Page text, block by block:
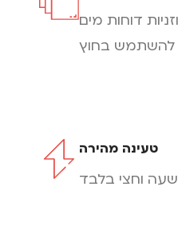
דוחות מים
להשתמש בחוץ
טעינה מהירה